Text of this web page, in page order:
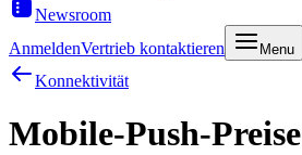
Newsroom
AnmeldenVertrieb kontaktieren Menu
Konnektivität
Mobile-Push-Preise